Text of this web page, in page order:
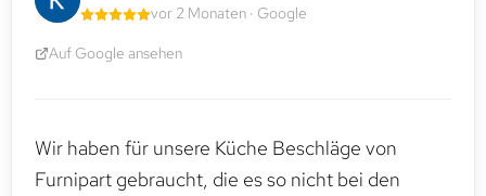
vor 2 Monaten · Google
Auf Google ansehen
Wir haben für unsere Küche Beschläge von
Furnipart gebraucht, die es so nicht bei den